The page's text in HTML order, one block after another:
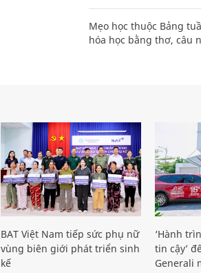
Mẹo học thuộc Bảng
hóa học bằng thơ, câu
BAT Việt Nam tiếp sức phụ nữ
vùng biên giới phát triển sinh
kế
‘Hành
tin cậy’
Generali